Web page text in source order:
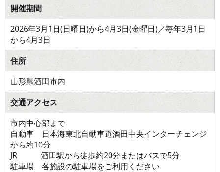
開催期間
2026年3月1日(日曜日)から4月3日(金曜日)／毎年3月1日
から4月3日
住所
山形県酒田市内
交通アクセス
市内中心部まで
自動車 日本海東北自動車道酒田中央インターチェンジ
から約10分
JR 酒田駅から徒歩約20分またはバスで5分
駐車場 各施設の駐車場をご利用ください